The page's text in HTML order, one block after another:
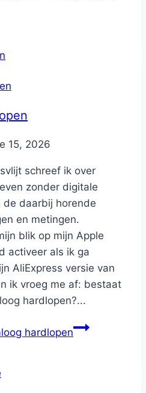
15, 2026
schreef ik over
zonder digitale
de daarbij horende
en metingen.
blik op mijn Apple
activeer als ik ga
AliExpress versie van
ik vroeg me af: bestaat
hardlopen?...
hardlopen